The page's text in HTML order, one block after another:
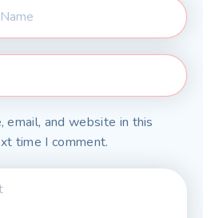
email, and website in this
time I comment.